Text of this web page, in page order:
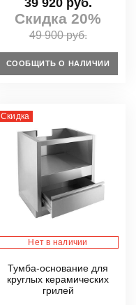
39 920 руб.
Скидка 20%
49 900 руб.
СООБЩИТЬ О НАЛИЧИИ
Скидка
Нет в наличии
Тумба-основание для
круглых керамических
грилей